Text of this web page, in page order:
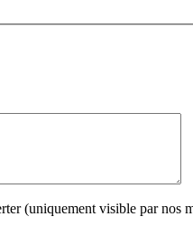
(uniquement visible par nos